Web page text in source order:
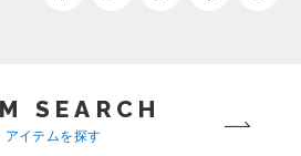
SEARCH
アイテムを探す